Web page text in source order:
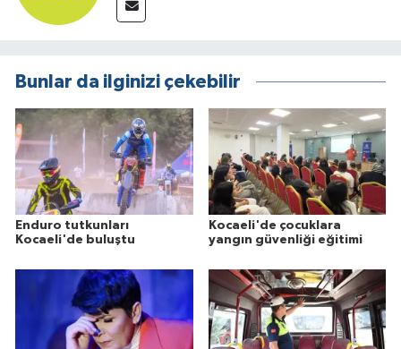
Bunlar da ilginizi çekebilir
Enduro tutkunları
Kocaeli'de buluştu
Kocaeli'de çocuklara
yangın güvenliği eğitimi